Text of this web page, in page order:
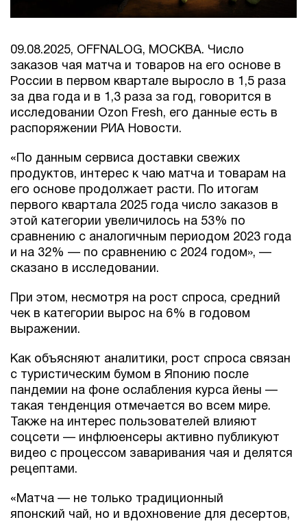
09.08.2025, OFFNALOG, МОСКВА. Число
заказов чая матча и товаров на его основе в
России в первом квартале выросло в 1,5 раза
за два года и в 1,3 раза за год, говорится в
исследовании Ozon Fresh, его данные есть в
распоряжении РИА Новости.
«По данным сервиса доставки свежих
продуктов, интерес к чаю матча и товарам на
его основе продолжает расти. По итогам
первого квартала 2025 года число заказов в
этой категории увеличилось на 53% по
сравнению с аналогичным периодом 2023 года
и на 32% — по сравнению с 2024 годом», —
сказано в исследовании.
При этом, несмотря на рост спроса, средний
чек в категории вырос на 6% в годовом
выражении.
Как объясняют аналитики, рост спроса связан
с туристическим бумом в Японию после
пандемии на фоне ослабления курса йены —
такая тенденция отмечается во всем мире.
Также на интерес пользователей влияют
соцсети — инфлюенсеры активно публикуют
видео с процессом заваривания чая и делятся
рецептами.
«Матча — не только традиционный
японский чай, но и вдохновение для десертов,